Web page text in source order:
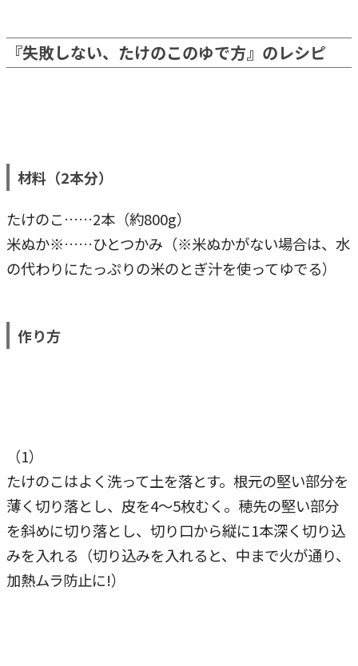
『失敗しない、たけのこのゆで方』のレシピ
材料（2本分）
たけのこ……2本（約800g）
米ぬか※……ひとつかみ（※米ぬかがない場合は、水
の代わりにたっぷりの米のとぎ汁を使ってゆでる）
作り方
（1）
たけのこはよく洗って土を落とす。根元の堅い部分を
薄く切り落とし、皮を4～5枚むく。穂先の堅い部分
を斜めに切り落とし、切り口から縦に1本深く切り込
みを入れる（切り込みを入れると、中まで火が通り、
加熱ムラ防止に!）